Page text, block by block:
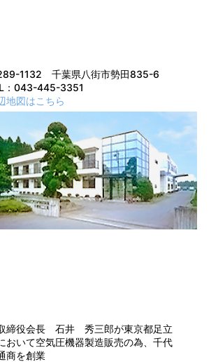
1132 千葉県八街市勢田835-6
：043-445-3351
地図はこちら
締役会長 石井 秀三郎が東京都足立
おいて空気圧機器製造販売の為、千代
商を創業